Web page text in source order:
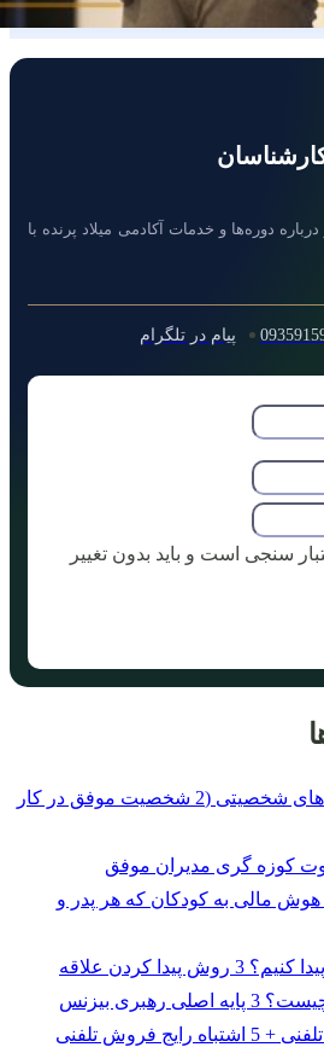
دوره‌ها و خدمات آکادمی میلاد پرنده با
پیام در تلگرام
سنجی است و باید بدون تغییر
بهترین و بدترین تیپ های شخصیتی (2 شخصیت موفق در کار
مالی به کودکان که هر پدر و
کردن علاقه
بیزنس
فروش تلفنی